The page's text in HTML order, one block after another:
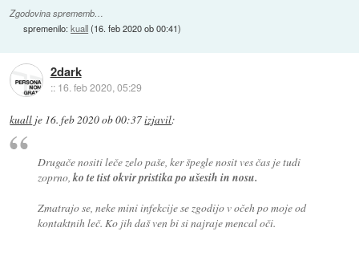
Zgodovina sprememb…
spremenilo:kuall(16. feb 2020 ob 00:41)
2dark
:: 16. feb 2020, 05:29
kuall je 16. feb 2020 ob 00:37izjavil:
Drugače nositi leče zelo paše, ker špegle nosit ves čas je tudi
zoprno, ko te tist okvir pristika po ušesih in nosu.
Zmatrajo se, neke mini infekcije se zgodijo v očeh po moje od
kontaktnih leč. Ko jih daš ven bi si najraje mencal oči.